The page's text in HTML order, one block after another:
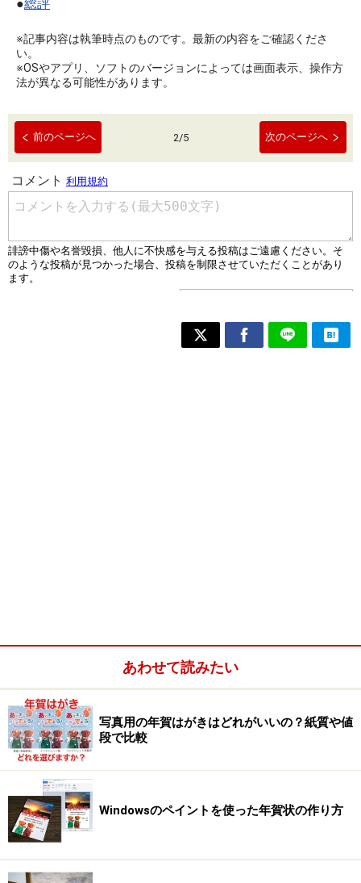
●総評
※記事内容は執筆時点のものです。最新の内容をご確認くださ
い。
※OSやアプリ、ソフトのバージョンによっては画面表示、操作方
法が異なる可能性があります。
前のページへ 2/5 次のページへ
あわせて読みたい
写真用の年賀はがきはどれがいいの？紙質や値
段で比較
Windowsのペイントを使った年賀状の作り方